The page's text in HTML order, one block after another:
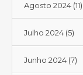
Agosto 2024 (11)
Julho 2024 (5)
Junho 2024 (7)